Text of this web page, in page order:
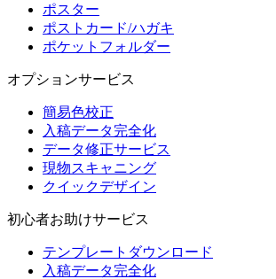
ポスター
ポストカード/ハガキ
ポケットフォルダー
オプションサービス
簡易色校正
入稿データ完全化
データ修正サービス
現物スキャニング
クイックデザイン
初心者お助けサービス
テンプレートダウンロード
入稿データ完全化